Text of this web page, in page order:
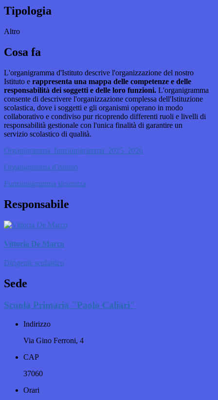
Tipologia
Altro
Cosa fa
L'organigramma d'Istituto descrive l'organizzazione del nostro
Istituto e rappresenta una mappa delle competenze e delle
responsabilità dei soggetti e delle loro funzioni. L'organigramma
consente di descrivere l'organizzazione complessa dell'Istituzione
scolastica, dove i soggetti e gli organismi operano in modo
collaborativo e condiviso pur ricoprendo differenti ruoli e livelli di
responsabilità gestionale con l'unica finalità di garantire un
servizio scolastico di qualità.
Organigramma_funzionigramma_2025_2026
Organigramma d'istituto
Funzionigramma sicurezza
Responsabile
Vittoria De Marco
Dirigente scolastico
Sede
Scuola Primaria "Paolo Caliari"
Indirizzo
Via Gino Ferroni, 4
CAP
37060
Orari